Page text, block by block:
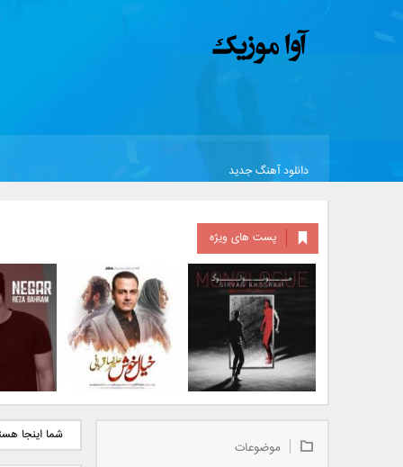
دانلود آهنگ جدید
پست های ویژه
خسروی بنام مونولوگ
دانلود آهنگ جدید علیرضا
دانلود
شما اینجا
موضوعات